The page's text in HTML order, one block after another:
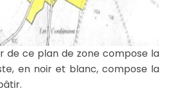
de ce plan de zone compose la
en noir et blanc, compose la